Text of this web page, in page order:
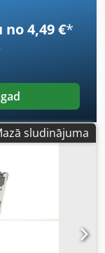
4,49 €*
sludinājuma